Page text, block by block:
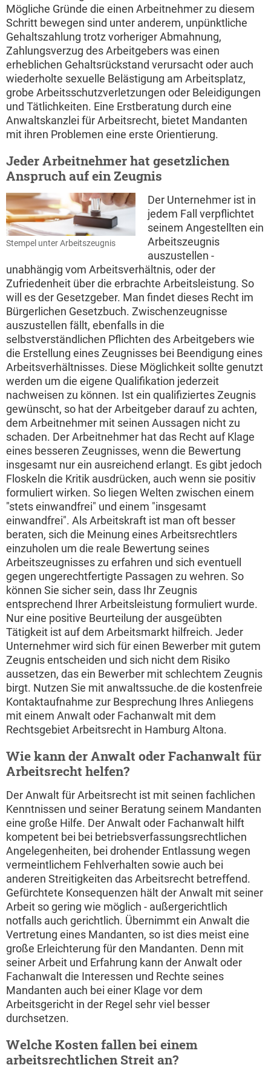
Mögliche Gründe die einen Arbeitnehmer zu diesem
Schritt bewegen sind unter anderem, unpünktliche
Gehaltszahlung trotz vorheriger Abmahnung,
Zahlungsverzug des Arbeitgebers was einen
erheblichen Gehaltsrückstand verursacht oder auch
wiederholte sexuelle Belästigung am Arbeitsplatz,
grobe Arbeitsschutzverletzungen oder Beleidigungen
und Tätlichkeiten. Eine Erstberatung durch eine
Anwaltskanzlei für Arbeitsrecht, bietet Mandanten
mit ihren Problemen eine erste Orientierung.
Jeder Arbeitnehmer hat gesetzlichen
Anspruch auf ein Zeugnis
Stempel unter Arbeitszeugnis
Der Unternehmer ist in
jedem Fall verpflichtet
seinem Angestellten ein
Arbeitszeugnis
auszustellen -
unabhängig vom Arbeitsverhältnis, oder der
Zufriedenheit über die erbrachte Arbeitsleistung. So
will es der Gesetzgeber. Man findet dieses Recht im
Bürgerlichen Gesetzbuch. Zwischenzeugnisse
auszustellen fällt, ebenfalls in die
selbstverständlichen Pflichten des Arbeitgebers wie
die Erstellung eines Zeugnisses bei Beendigung eines
Arbeitsverhältnisses. Diese Möglichkeit sollte genutzt
werden um die eigene Qualifikation jederzeit
nachweisen zu können. Ist ein qualifiziertes Zeugnis
gewünscht, so hat der Arbeitgeber darauf zu achten,
dem Arbeitnehmer mit seinen Aussagen nicht zu
schaden. Der Arbeitnehmer hat das Recht auf Klage
eines besseren Zeugnisses, wenn die Bewertung
insgesamt nur ein ausreichend erlangt. Es gibt jedoch
Floskeln die Kritik ausdrücken, auch wenn sie positiv
formuliert wirken. So liegen Welten zwischen einem
"stets einwandfrei" und einem "insgesamt
einwandfrei". Als Arbeitskraft ist man oft besser
beraten, sich die Meinung eines Arbeitsrechtlers
einzuholen um die reale Bewertung seines
Arbeitszeugnisses zu erfahren und sich eventuell
gegen ungerechtfertigte Passagen zu wehren. So
können Sie sicher sein, dass Ihr Zeugnis
entsprechend Ihrer Arbeitsleistung formuliert wurde.
Nur eine positive Beurteilung der ausgeübten
Tätigkeit ist auf dem Arbeitsmarkt hilfreich. Jeder
Unternehmer wird sich für einen Bewerber mit gutem
Zeugnis entscheiden und sich nicht dem Risiko
aussetzen, das ein Bewerber mit schlechtem Zeugnis
birgt. Nutzen Sie mit anwaltssuche.de die kostenfreie
Kontaktaufnahme zur Besprechung Ihres Anliegens
mit einem Anwalt oder Fachanwalt mit dem
Rechtsgebiet Arbeitsrecht in Hamburg Altona.
Wie kann der Anwalt oder Fachanwalt für
Arbeitsrecht helfen?
Der Anwalt für Arbeitsrecht ist mit seinen fachlichen
Kenntnissen und seiner Beratung seinem Mandanten
eine große Hilfe. Der Anwalt oder Fachanwalt hilft
kompetent bei bei betriebsverfassungsrechtlichen
Angelegenheiten, bei drohender Entlassung wegen
vermeintlichem Fehlverhalten sowie auch bei
anderen Streitigkeiten das Arbeitsrecht betreffend.
Gefürchtete Konsequenzen hält der Anwalt mit seiner
Arbeit so gering wie möglich - außergerichtlich
notfalls auch gerichtlich. Übernimmt ein Anwalt die
Vertretung eines Mandanten, so ist dies meist eine
große Erleichterung für den Mandanten. Denn mit
seiner Arbeit und Erfahrung kann der Anwalt oder
Fachanwalt die Interessen und Rechte seines
Mandanten auch bei einer Klage vor dem
Arbeitsgericht in der Regel sehr viel besser
durchsetzen.
Welche Kosten fallen bei einem
arbeitsrechtlichen Streit an?